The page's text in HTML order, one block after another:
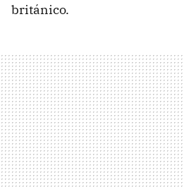
británico.